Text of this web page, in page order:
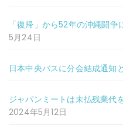
「復帰」から52年の沖縄闘
5月24日
日本中央バスに分会結成通知
ジャパンミートは未払残業代
2024年5月12日